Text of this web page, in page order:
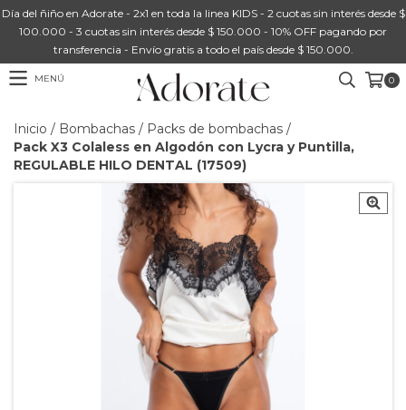
Día del ñiño en Adorate - 2x1 en toda la linea KIDS - 2 cuotas sin interés desde $
100.000 - 3 cuotas sin interés desde $ 150.000 - 10% OFF pagando por
transferencia - Envío gratis a todo el país desde $ 150.000.
MENÚ 0
Inicio / Bombachas / Packs de bombachas /
Pack X3 Colaless en Algodón con Lycra y Puntilla,
REGULABLE HILO DENTAL (17509)